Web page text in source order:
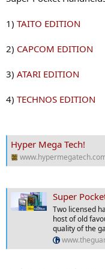
1) TAITO EDITION
2) CAPCOM EDITION
3) ATARI EDITION
4) TECHNOS EDITION
Hyper Mega Tech!
Super Pocket
Two licensed
host of old
quality of the